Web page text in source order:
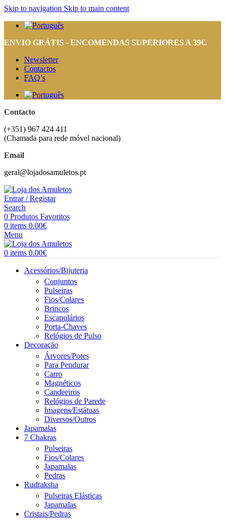
Skip to navigation Skip to main content
ENVIO GRÁTIS - ENCOMENDAS SUPERIORES A 39€.
Newsletter
Contactos
FAQ’s
Contacto
(+351) 967 424 411
(Chamada para rede móvel nacional)
Email
geral@lojadosamuletos.pt
Entrar / Registar
Search
0 Produtos Favoritos
0 items 0.00€
Menu
0 items 0.00€
Acessórios/Bijuteria
Conjuntos
Pulseiras
Fios/Colares
Brincos
Escapulários
Porta-Chaves
Relógios de Pulso
Decoração
Árvores/Potes
Para Pendurar
Carro
Magnéticos
Candeeiros
Relógios de Parede
Imagens/Estátuas
Diversos/Outros
Japamalas
7 Chakras
Pulseiras
Fios/Colares
Japamalas
Pedras
Rudraksha
Pulseiras Elásticas
Japamalas
Cristais/Pedras